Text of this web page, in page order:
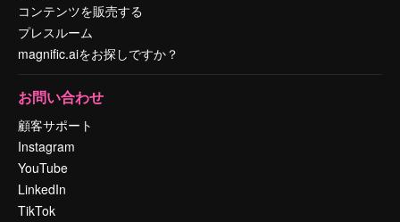
コンテンツを販売する
プレスルーム
magnific.aiをお探しですか？
お問い合わせ
顧客サポート
Instagram
YouTube
LinkedIn
TikTok